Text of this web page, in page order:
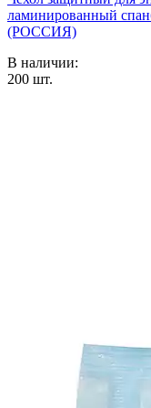
ламинированный
(РОССИЯ)
В наличии:
200 шт.